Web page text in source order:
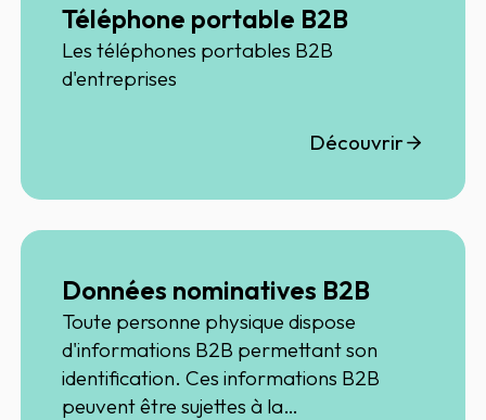
Téléphone portable B2B
Les téléphones portables B2B
d'entreprises
Découvrir
Données nominatives B2B
Toute personne physique dispose
d'informations B2B permettant son
identification. Ces informations B2B
peuvent être sujettes à la